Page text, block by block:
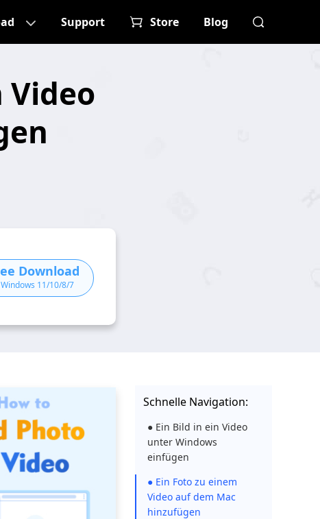
Support Store Blog
Video
Download
11/10/8/7
Schnelle Navigation:
● Ein Bild in ein Video
unter Windows
einfügen
● Ein Foto zu einem
Video auf dem Mac
hinzufügen